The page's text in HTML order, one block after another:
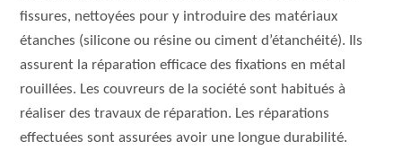
fissures, nettoyées pour y introduire des matériaux
étanches (silicone ou résine ou ciment d’étanchéité). Ils
assurent la réparation efficace des fixations en métal
rouillées. Les couvreurs de la société sont habitués à
réaliser des travaux de réparation. Les réparations
effectuées sont assurées avoir une longue durabilité.